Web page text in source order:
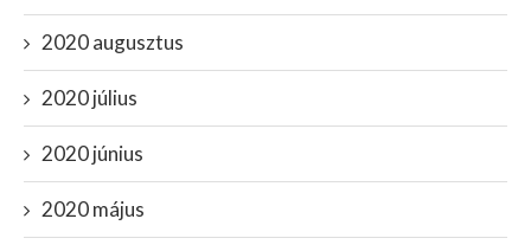
2020 augusztus
2020 július
2020 június
2020 május